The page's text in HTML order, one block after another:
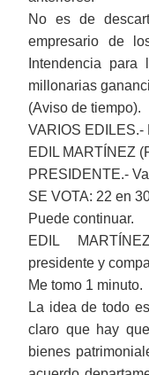
No es de
empresario de
Intendencia
millonarias
(Aviso de tiempo).
VARIOS EDILES.-
EDIL MARTÍNEZ
PRESIDENTE.-
SE VOTA: 22 en
Puede continuar.
EDIL
presidente y
Me tomo 1 minuto.
La idea de todo
claro que hay
bienes